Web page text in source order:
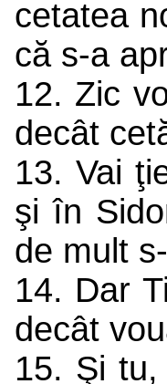
cetatea
că s-a
12. Zic
decât
13. Vai
şi în
de mult
14. Dar
decât
15. Şi